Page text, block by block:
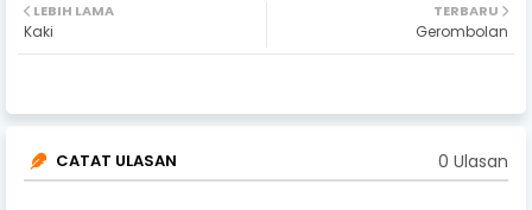
TERBARU
Gerombolan
LEBIH LAMA
Kaki
CATAT ULASAN 0 Ulasan